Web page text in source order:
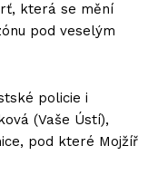
která se mění
pod veselým
policie i
(Vaše Ústí),
pod které Mojžíř